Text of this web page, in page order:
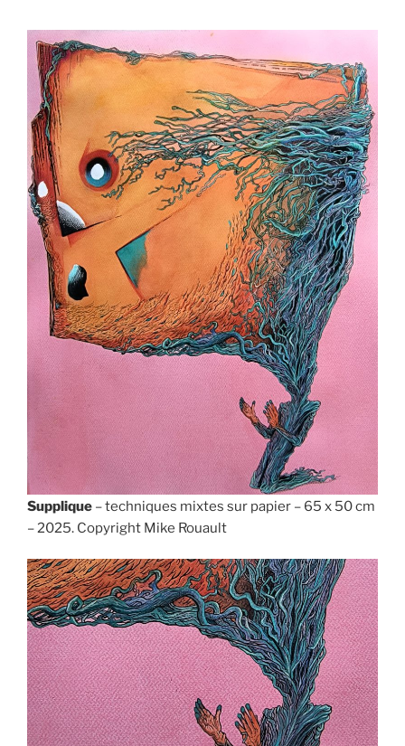
Supplique – techniques mixtes sur papier – 65 x 50 cm
– 2025. Copyright Mike Rouault